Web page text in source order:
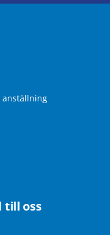
anställning
till oss